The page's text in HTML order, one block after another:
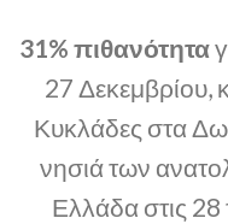
31% πιθανότητα
27 Δεκεμβρίου,
Κυκλάδες στα
νησιά των
Ελλάδα στις